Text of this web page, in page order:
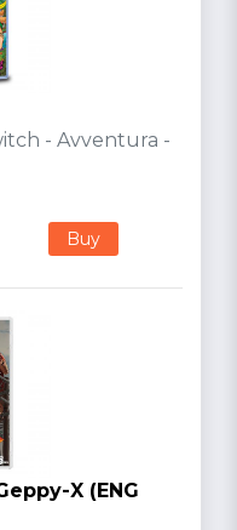
- Avventura -
Buy
X (ENG